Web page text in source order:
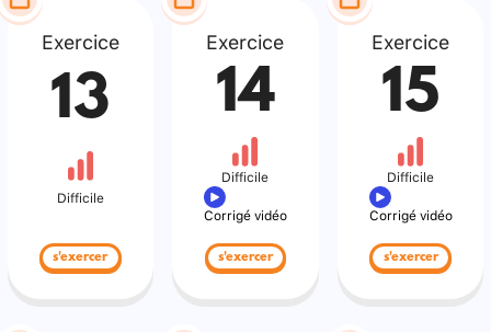
Exercice
13
Difficile
s'exercer
Exercice
14
Difficile
Corrigé vidéo
s'exercer
Exercice
15
Difficile
Corrigé vidéo
s'exercer